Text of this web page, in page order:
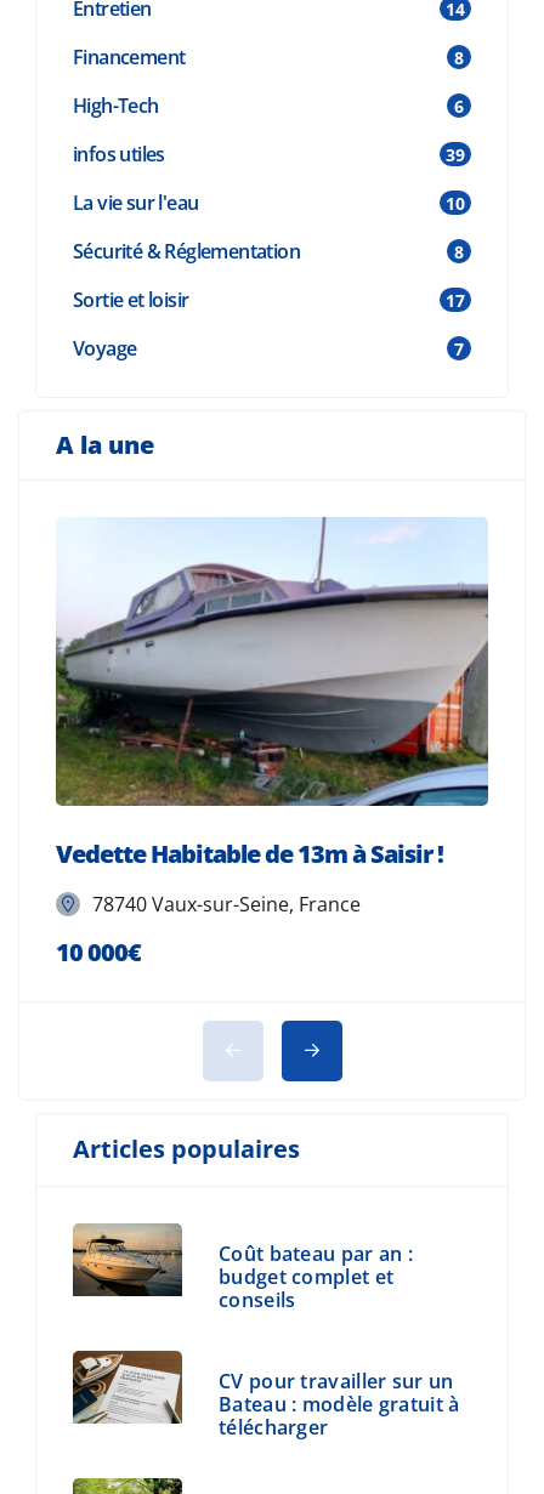
Entretien 14
Financement 8
High-Tech 6
infos utiles 39
La vie sur l'eau 10
Sécurité & Réglementation 8
Sortie et loisir 17
Voyage 7
A la une
Vedette Habitable de 13m à Saisir !
78740 Vaux-sur-Seine, France
10 000€
Articles populaires
Coût bateau par an :
budget complet et
conseils
CV pour travailler sur un
Bateau : modèle gratuit à
télécharger